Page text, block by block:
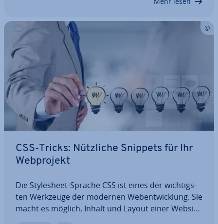
CSS-Tricks: Nützliche Snippets für Ihr
Web­pro­jekt
Die Style­sheet-Sprache CSS ist eines der wich­tigs­
ten Werkzeuge der modernen Web­ent­wick­lung. Sie
macht es möglich, Inhalt und Layout einer Website